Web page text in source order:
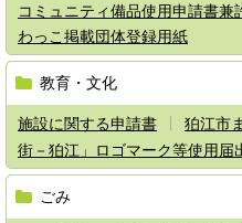
コミュニティ備品使用申請書兼
わっこ掲載団体登録用紙
教育・文化
施設に関する申請書 狛江市
街－狛江」ロゴマーク等使用届
ごみ